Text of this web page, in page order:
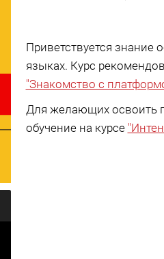
Приветствуется знание
языках. Курс
"Знакомство с
Для желающих освоить
обучение на курсе